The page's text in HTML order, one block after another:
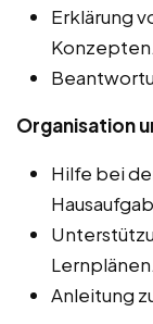
Erklärung
Konzepten.
Organisation
Hilfe bei
Lernplänen.
Anleitung